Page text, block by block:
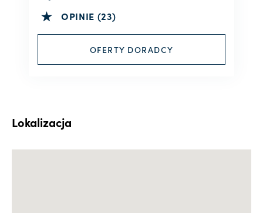
OPINIE (23)
OFERTY DORADCY
Lokalizacja